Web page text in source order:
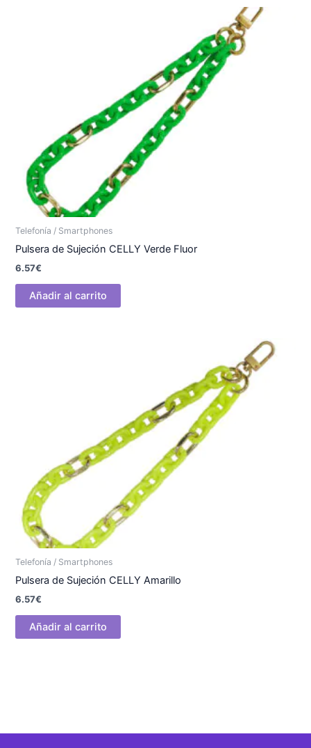
Telefonía / Smartphones
Pulsera de Sujeción CELLY Verde Fluor
6.57€
Añadir al carrito
Telefonía / Smartphones
Pulsera de Sujeción CELLY Amarillo
6.57€
Añadir al carrito